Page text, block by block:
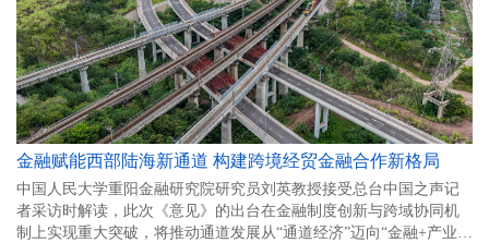
金融赋能西部陆海新通道 构建跨境经贸金融合作新格局
中国人民大学重阳金融研究院研究员刘英教授接受总台中国之声记
者采访时解读，此次《意见》的出台在金融制度创新与跨域协同机
制上实现重大突破，将推动通道发展从“通道经济”迈向“金融+产业